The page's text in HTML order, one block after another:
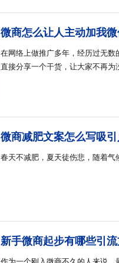
微商怎么让人主动加我
在网络上做推广多年，经历过无数
直接分享一个干货，让大家不再
微商减肥文案怎么写吸引
春天不减肥，夏天徒伤悲，随着
新手微商起步有哪些引流